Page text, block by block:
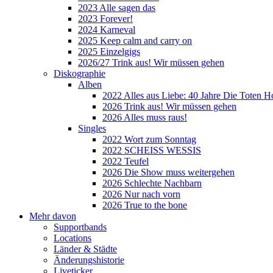
2023 Alle sagen das
2023 Forever!
2024 Karneval
2025 Keep calm and carry on
2025 Einzelgigs
2026/27 Trink aus! Wir müssen gehen
Diskographie
Alben
2022 Alles aus Liebe: 40 Jahre Die Toten
2026 Trink aus! Wir müssen gehen
2026 Alles muss raus!
Singles
2022 Wort zum Sonntag
2022 SCHEISS WESSIS
2022 Teufel
2026 Die Show muss weitergehen
2026 Schlechte Nachbarn
2026 Nur nach vorn
2026 True to the bone
Mehr davon
Supportbands
Locations
Länder & Städte
Änderungshistorie
Liveticker